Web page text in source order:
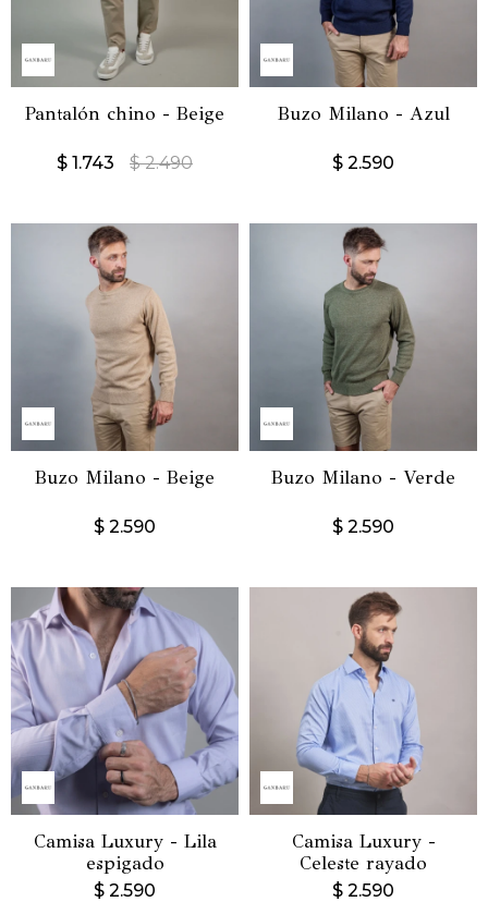
Pantalón chino - Beige
$ 1.743 $ 2.490
Buzo Milano - Azul
$ 2.590
Buzo Milano - Beige
$ 2.590
Buzo Milano - Verde
$ 2.590
Camisa Luxury - Lila
espigado
$ 2.590
Camisa Luxury -
Celeste rayado
$ 2.590